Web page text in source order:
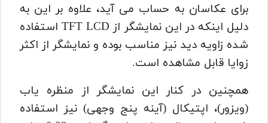
برای عکاسان به حساب می آید، علاوه بر این به
دلیل اینکه در این نمایشگر از TFT LCD استفاده
شده زاویه دید نیز مناسب بوده و نمایشگر از اکثر
زوایا قابل مشاهده است.
همچنین در کنار این نمایشگر از منظره یاب
(ویزور)، اپتیکال (آینه پنج وجهی) نیز استفاده